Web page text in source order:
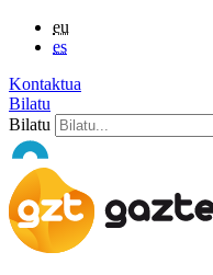
eu
es
Kontaktua
Bilatu
Bilatu